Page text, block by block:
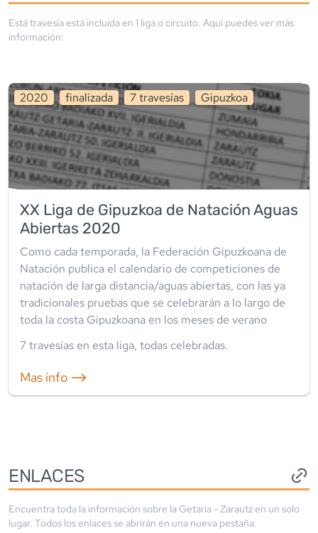
Está travesía está incluida en 1 liga o circuito. Aquí puedes ver más
información:
2020 finalizada 7travesías Gipuzkoa
XX Liga de Gipuzkoa de Natación Aguas
Abiertas 2020
Como cada temporada, la Federación Gipuzkoana de
Natación publica el calendario de competiciones de
natación de larga distancia/aguas abiertas, con las ya
tradicionales pruebas que se celebrarán a lo largo de
toda la costa Gipuzkoana en los meses de verano
7travesías en esta liga, todas celebradas.
Mas info ⟶
ENLACES
Encuentra toda la información sobre la Getaria - Zarautz en un solo
lugar. Todos los enlaces se abrirán en una nueva pestaña.